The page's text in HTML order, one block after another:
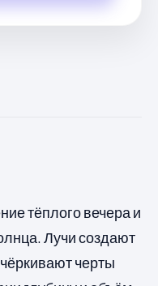
тёплого вечера и
Лучи создают
черты